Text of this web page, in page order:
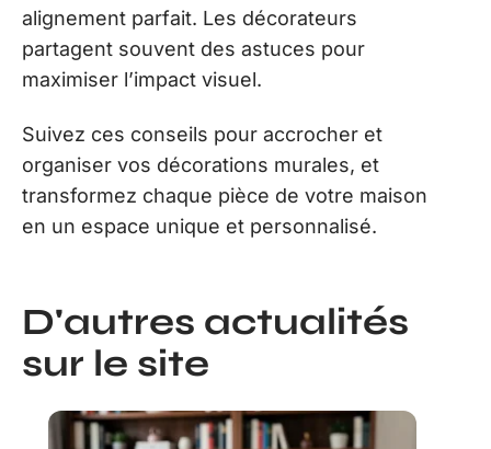
alignement parfait. Les décorateurs
partagent souvent des astuces pour
maximiser l’impact visuel.
Suivez ces conseils pour accrocher et
organiser vos décorations murales, et
transformez chaque pièce de votre maison
en un espace unique et personnalisé.
D'autres actualités
sur le site